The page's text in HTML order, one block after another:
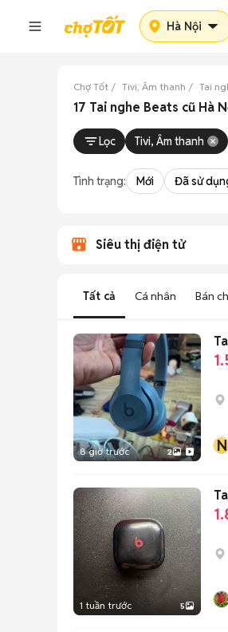
Hà Nội
Chợ Tốt Tivi, Âm thanh Tai
17 Tai nghe Beats cũ Hà
Lọc Tivi, Âm thanh
Tình trạng: Mới Đã sử
Siêu thị điện tử
Tất cả Cá nhân Bán
8 giờ trước 2 N
1 tuần trước 5